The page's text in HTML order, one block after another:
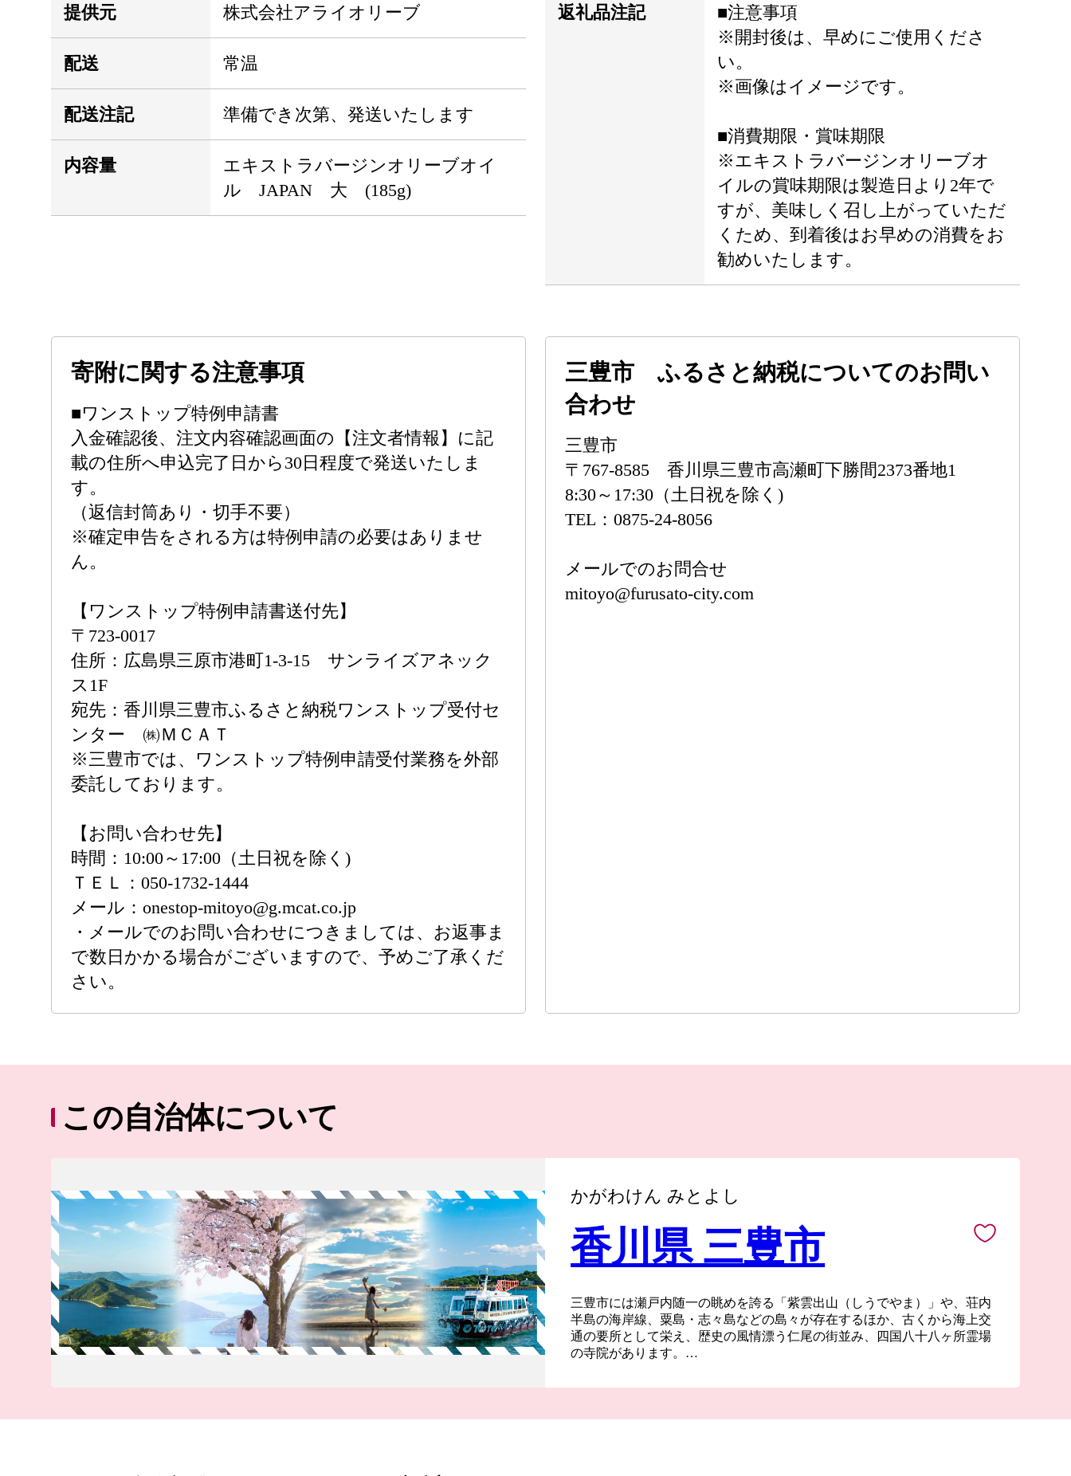
提供元 株式会社アライオリーブ
配送 常温
配送注記 準備でき次第、発送いたします
内容量
エキストラバージンオリーブオイ
ル JAPAN 大 (185g)
返礼品注記
■注意事項
※開封後は、早めにご使用くださ
い。
※画像はイメージです。
■消費期限・賞味期限
※エキストラバージンオリーブオ
イルの賞味期限は製造日より2年で
すが、美味しく召し上がっていただ
くため、到着後はお早めの消費をお
勧めいたします。
寄附に関する注意事項
■ワンストップ特例申請書
入金確認後、注文内容確認画面の【注文者情報】に記
載の住所へ申込完了日から30日程度で発送いたしま
す。
（返信封筒あり・切手不要）
※確定申告をされる方は特例申請の必要はありませ
ん。
【ワンストップ特例申請書送付先】
〒723-0017
住所：広島県三原市港町1-3-15 サンライズアネック
ス1F
宛先：香川県三豊市ふるさと納税ワンストップ受付セ
ンター ㈱ＭＣＡＴ
※三豊市では、ワンストップ特例申請受付業務を外部
委託しております。
【お問い合わせ先】
時間：10:00～17:00（土日祝を除く)
ＴＥＬ：050-1732-1444
メール：onestop-mitoyo@g.mcat.co.jp
・メールでのお問い合わせにつきましては、お返事ま
で数日かかる場合がございますので、予めご了承くだ
さい。
三豊市 ふるさと納税についてのお問い
合わせ
三豊市
〒767-8585 香川県三豊市高瀬町下勝間2373番地1
8:30～17:30（土日祝を除く)
TEL：0875-24-8056
メールでのお問合せ
mitoyo@furusato-city.com
この自治体について
かがわけん みとよし
香川県 三豊市
三豊市には瀬戸内随一の眺めを誇る「紫雲出山（しうでやま）」や、荘内
半島の海岸線、粟島・志々島などの島々が存在するほか、古くから海上交
通の要所として栄え、歴史の風情漂う仁尾の街並み、四国八十八ヶ所霊場
の寺院があります。
盛んに行われています。近年ではSNSをきっかけに多くの人が訪れるよう
さんの手によって守られてきました。